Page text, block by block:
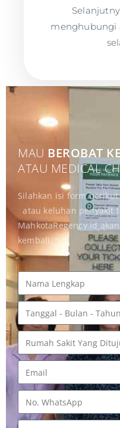
menghubungi
MAU BEROBAT
ATAU MEDICAL
Silahkan isi form
atau keluhan penyakit
MahkotaRegency.id
kembali.